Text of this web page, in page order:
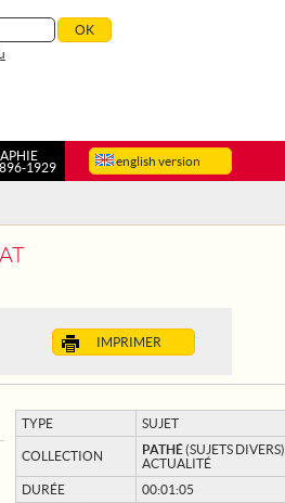
english version
1929
IMPRIMER
TYPE SUJET
COLLECTION PATHÉ(SUJETS DIVERS)
ACTUALITÉ
DURÉE
00:01:05